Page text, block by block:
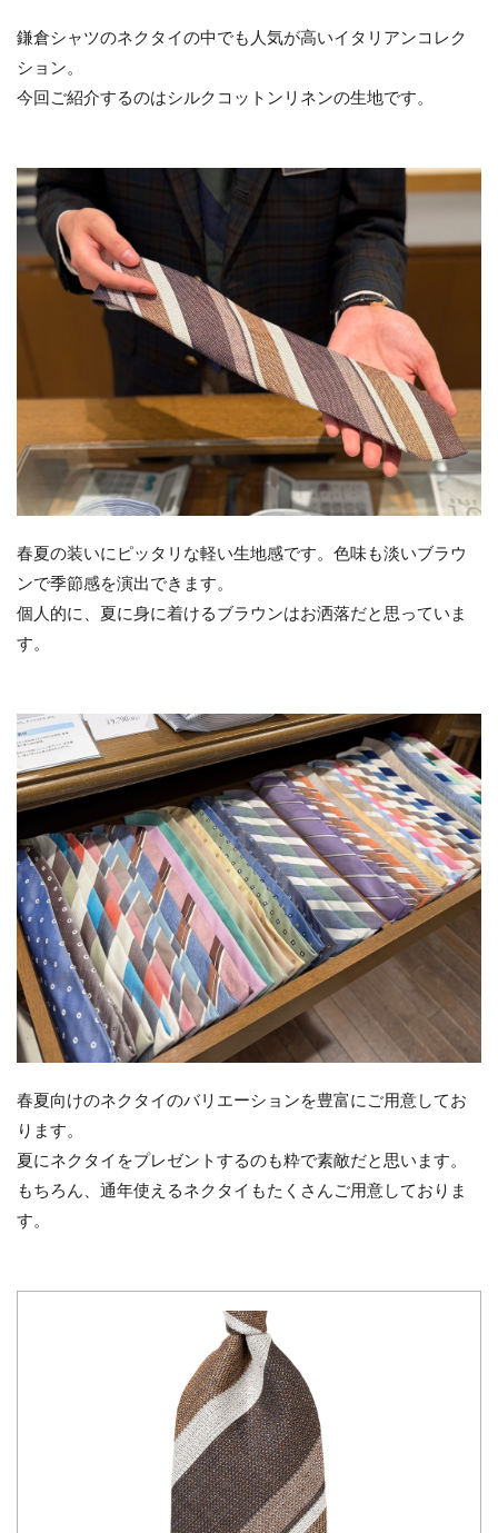
鎌倉シャツのネクタイの中でも人気が高いイタリアンコレク
ション。
今回ご紹介するのはシルクコットンリネンの生地です。
春夏の装いにピッタリな軽い生地感です。色味も淡いブラウ
ンで季節感を演出できます。
個人的に、夏に身に着けるブラウンはお洒落だと思っていま
す。
春夏向けのネクタイのバリエーションを豊富にご用意してお
ります。
夏にネクタイをプレゼントするのも粋で素敵だと思います。
もちろん、通年使えるネクタイもたくさんご用意しておりま
す。